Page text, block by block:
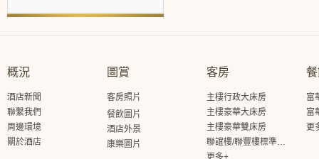
概況
酒店新聞
聯繫我們
周邊環境
關於酒店
圖賞
客房照片
餐飲圖片
酒店外景
康樂圖片
客房
主樓行政大床房
主樓豪華大床房
主樓豪華雙床房
聯誼樓/聯豐樓標準大床房
更多+
富
富
更